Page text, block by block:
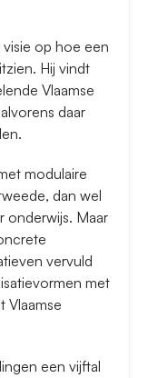
op hoe een
Hij vindt
Vlaamse
daar
modulaire
dan wel
onderwijs. Maar
vervuld
met
Vlaamse
een vijftal